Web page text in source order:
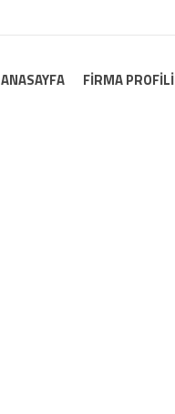
ANASAYFA FIRMA PROFILI